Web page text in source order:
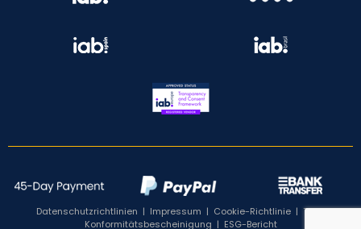
Datenschutzrichtlinien | Impressum | Cookie-Richtlinie | TCF-
Konformitätsbescheinigung | ESG-Bericht